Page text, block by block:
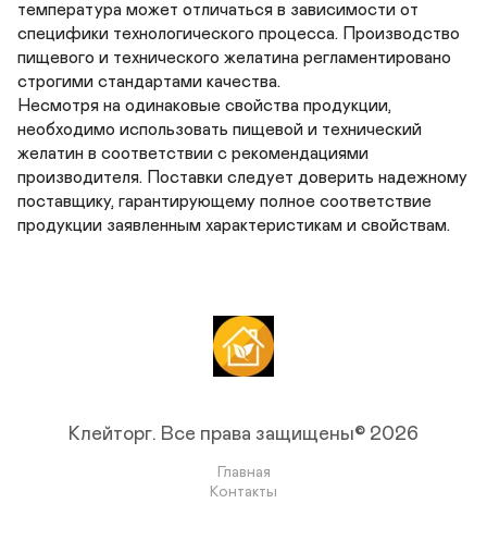
температура может отличаться в зависимости от
специфики технологического процесса. Производство
пищевого и технического желатина регламентировано
строгими стандартами качества.
Несмотря на одинаковые свойства продукции,
необходимо использовать пищевой и технический
желатин в соответствии с рекомендациями
производителя. Поставки следует доверить надежному
поставщику, гарантирующему полное соответствие
Клейторг. Все права защищены© 2026
Главная
Контакты